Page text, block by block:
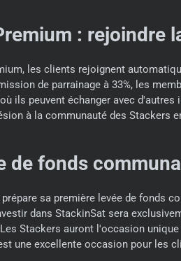
: rejoindre
les clients rejoignent
de parrainage à 33%, les
ils peuvent échanger avec
à la communauté des Stackers
de fonds
prépare sa première levée de fonds
dans StackinSat sera
Stackers auront l'occasion
une excellente occasion pour les